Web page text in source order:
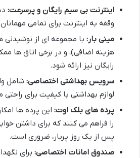
اینترنت بی سیم رایگان و پرسرعت:
وقفه به اینترنت برای تمامی
مینی بار: با مجموعه ای از نوشیدنی
هزینه اضافی)، و در برخی اتاق ها
رایگان نیز ارائه شود.
سرویس بهداشتی اختصاصی: شامل
لوازم بهداشتی با کیفیت برای راحتی
پرده های بلک اوت: این پرده ها
را فراهم می کنند که برای داشتن
پس از یک روز پربار، ضروری است.
صندوق امانات اختصاصی: برای